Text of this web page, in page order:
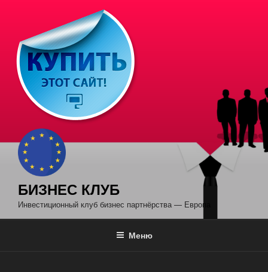
содержимому
БИЗНЕС КЛУБ
Инвестиционный клуб бизнес партнёрства — Европа
Меню